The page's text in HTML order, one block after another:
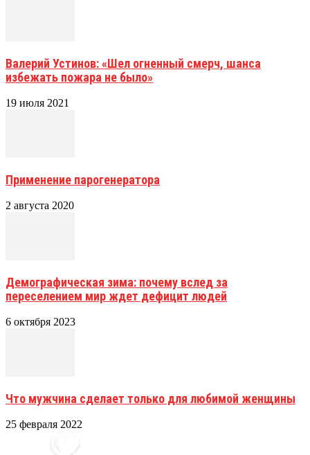
Валерий Устинов: «Шел огненный смерч, шанса
избежать пожара не было»
19 июля 2021
Применение парогенератора
2 августа 2020
Демографическая зима: почему вслед за
переселением мир ждет дефицит людей
6 октября 2023
Что мужчина сделает только для любимой женщины
25 февраля 2022